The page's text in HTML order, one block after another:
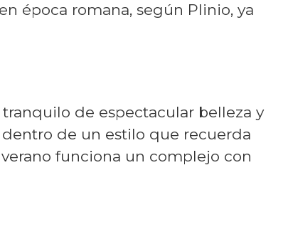
época romana, según Plinio, ya
de espectacular belleza y
de un estilo que recuerda
funciona un complejo con